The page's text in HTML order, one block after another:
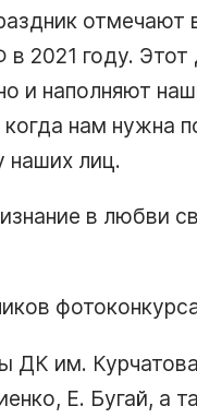
отмечают
2021 году.
и наполняют
нам нужна
наших лиц.
в любви
ДК им.
Е. Бугай, а